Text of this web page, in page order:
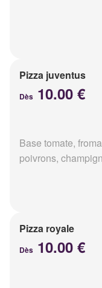
Pizza juventus
Dès 10.00 €
Base tomate,
poivrons,
Pizza royale
Dès 10.00 €